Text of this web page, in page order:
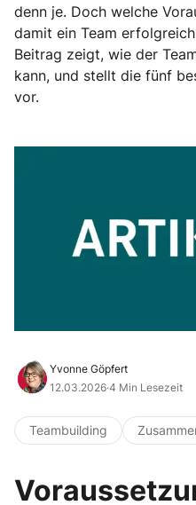
denn je. Doch welche
damit ein Team
Beitrag zeigt, wie der
kann, und stellt die fünf
vor.
Yvonne Göpfert
12.03.2026·4 Min Lesezeit
Teambuilding